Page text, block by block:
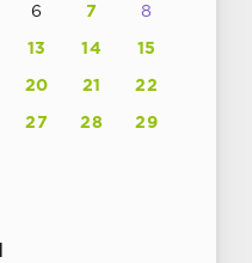
6 7 8
13 14 15
20 21 22
27 28 29